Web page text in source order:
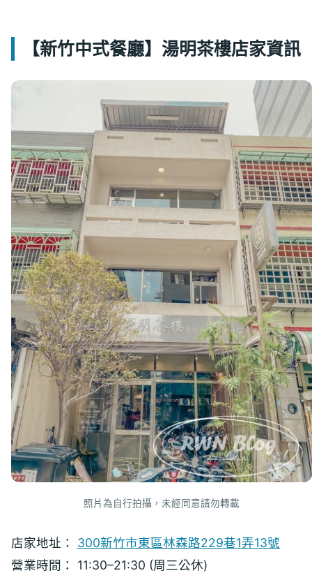
【新竹中式餐廳】湯明茶樓店家資訊
照片為自行拍攝，未經同意請勿轉載
店家地址： 300新竹市東區林森路229巷1弄13號
營業時間： 11:30–21:30 (周三公休)